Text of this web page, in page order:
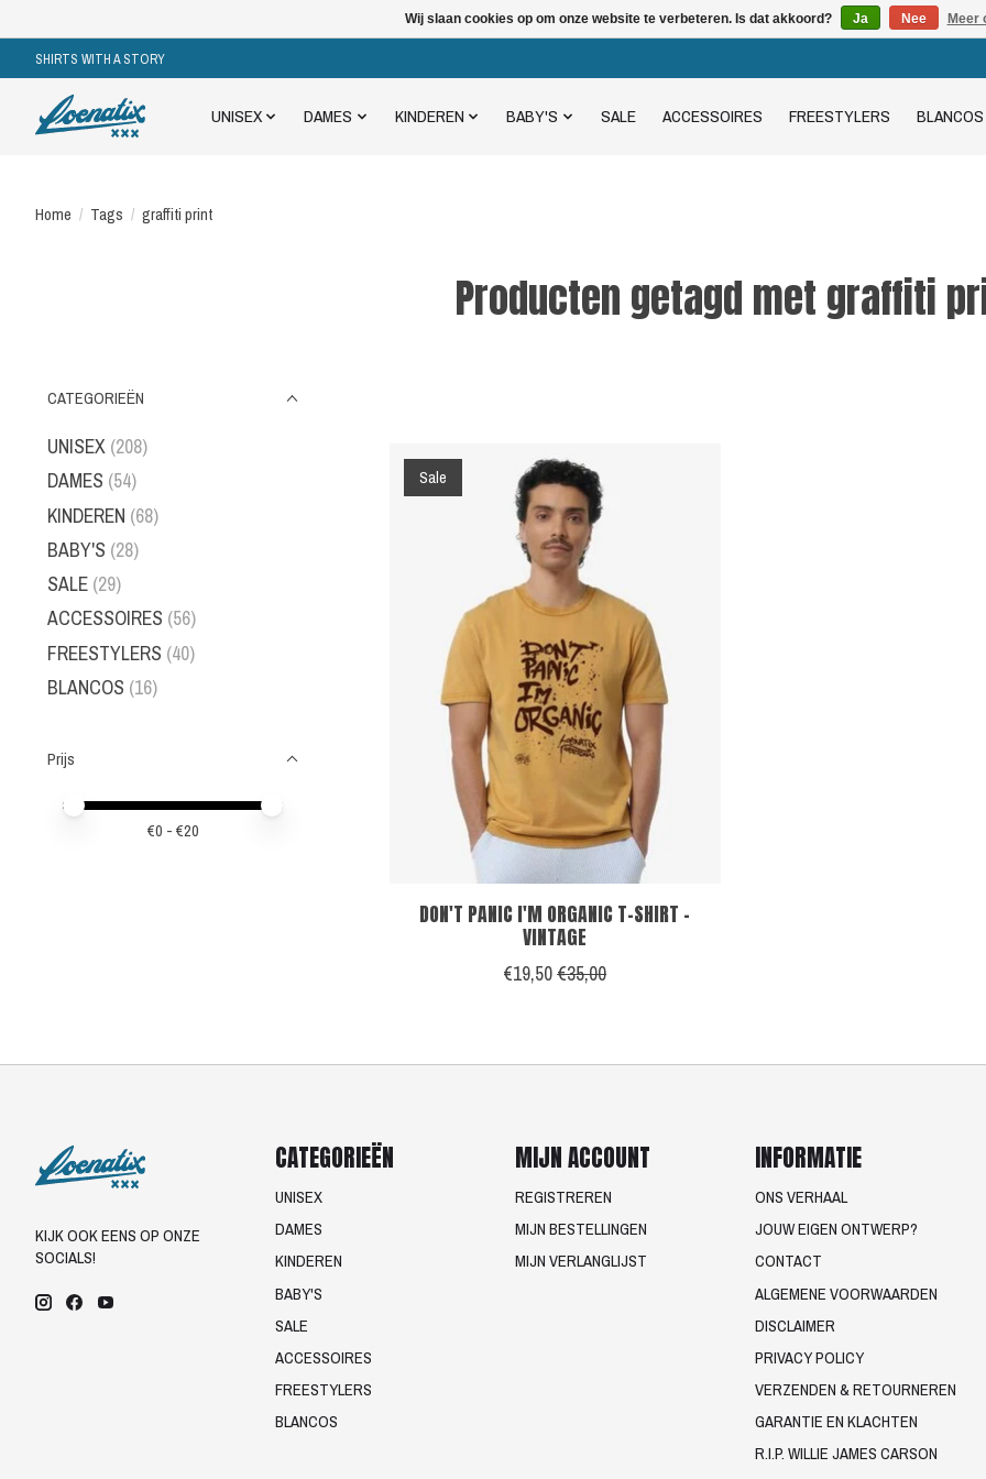
SHIRTS WITH A STORY
UNISEX DAMES KINDEREN BABY'S SALE ACCESSOIRES FREESTYLERS BLANCOS
Home / Tags / graffiti print
Producten getagd met graffiti
CATEGORIEËN
UNISEX (208)
DAMES (54)
KINDEREN (68)
BABY'S (28)
SALE (29)
ACCESSOIRES (56)
FREESTYLERS (40)
BLANCOS (16)
Prijs
Minimale prijswaarde
Price maximum value
€0 - €20
Sale
DON'T PANIC I'M ORGANIC T-SHIRT -
VINTAGE
€19,50€35,00
KIJK OOK EENS OP ONZE
SOCIALS!
CATEGORIEËN
UNISEX
DAMES
KINDEREN
BABY'S
SALE
ACCESSOIRES
FREESTYLERS
BLANCOS
MIJN ACCOUNT
REGISTREREN
MIJN BESTELLINGEN
MIJN VERLANGLIJST
INFORMATIE
ONS VERHAAL
JOUW EIGEN ONTWERP?
CONTACT
ALGEMENE VOORWAARDEN
DISCLAIMER
PRIVACY POLICY
VERZENDEN & RETOURNEREN
GARANTIE EN KLACHTEN
R.I.P. WILLIE JAMES CARSON
Wij slaan cookies op om onze website te verbeteren. Is dat akkoord? Ja Nee Meer